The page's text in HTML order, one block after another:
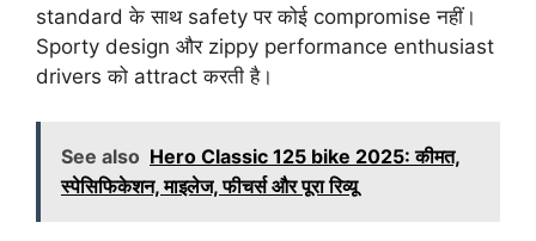
standard के साथ safety पर कोई compromise नहीं।
Sporty design और zippy performance enthusiast
drivers को attract करती है।
See also Hero Classic 125 bike 2025: कीमत,
स्पेसिफिकेशन, माइलेज, फीचर्स और पूरा रिव्यू